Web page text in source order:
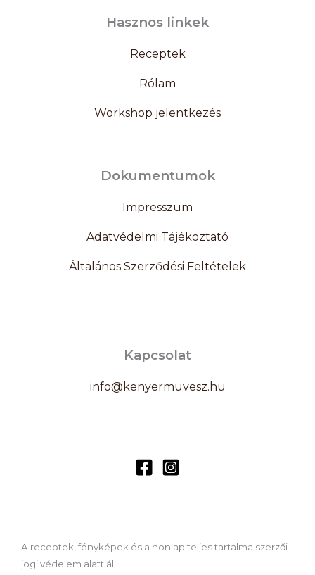
Hasznos linkek
Receptek
Rólam
Workshop jelentkezés
Dokumentumok
Impresszum
Adatvédelmi Tájékoztató
Általános Szerződési Feltételek
Kapcsolat
info@kenyermuvesz.hu
A receptek, fényképek és a honlap teljes tartalma szerzői
jogi védelem alatt áll.